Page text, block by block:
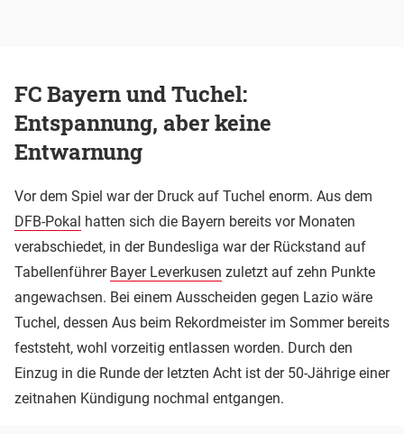
FC Bayern und Tuchel:
Entspannung, aber keine
Entwarnung
Vor dem Spiel war der Druck auf Tuchel enorm. Aus dem
DFB-Pokal hatten sich die Bayern bereits vor Monaten
verabschiedet, in der Bundesliga war der Rückstand auf
Tabellenführer Bayer Leverkusen zuletzt auf zehn Punkte
angewachsen. Bei einem Ausscheiden gegen Lazio wäre
Tuchel, dessen Aus beim Rekordmeister im Sommer bereits
feststeht, wohl vorzeitig entlassen worden. Durch den
Einzug in die Runde der letzten Acht ist der 50-Jährige einer
zeitnahen Kündigung nochmal entgangen.